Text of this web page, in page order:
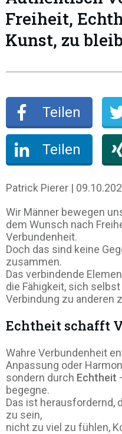
Freiheit,
Kunst, zu
Teilen
Teilen
Patrick Pierer |
Wir Männer bewegen
dem Wunsch nach
Verbundenheit.
Doch das sind keine
zusammen.
Das verbindende
die Fähigkeit, sich
Verbindung zu anderen
Echtheit schafft
Wahre Verbundenheit
Anpassung oder
sondern durch Echtheit
begegne.
Das ist herausfordernd,
zu sein,
nicht zu viel zu fühlen,